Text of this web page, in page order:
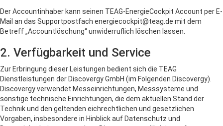
Der Accountinhaber kann seinen TEAG-EnergieCockpit Account per E-
Mail an das Supportpostfach energiecockpit@teag.de mit dem
Betreff „Accountlöschung“ unwiderruflich löschen lassen.
2. Verfügbarkeit und Service
Zur Erbringung dieser Leistungen bedient sich die TEAG
Dienstleistungen der Discovergy GmbH (im Folgenden Discovergy).
Discovergy verwendet Messeinrichtungen, Messsysteme und
sonstige technische Einrichtungen, die dem aktuellen Stand der
Technik und den geltenden eichrechtlichen und gesetzlichen
Vorgaben, insbesondere in Hinblick auf Datenschutz und